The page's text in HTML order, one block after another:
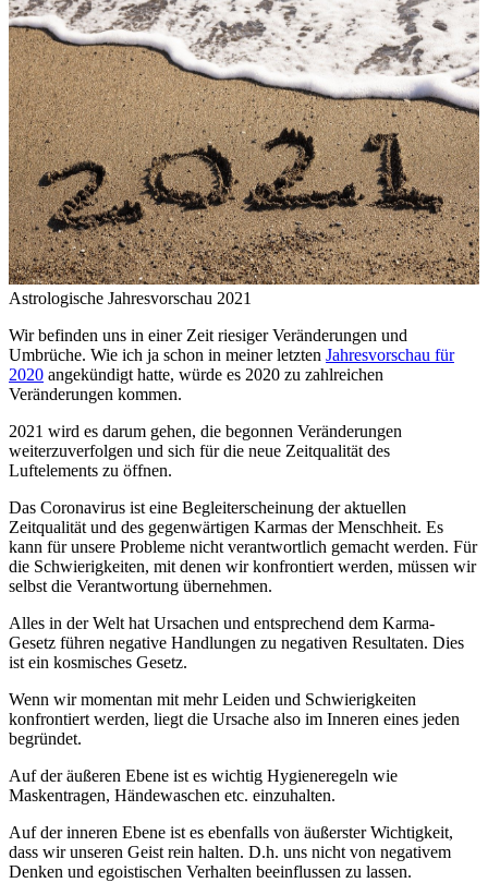
Astrologische Jahresvorschau 2021
Wir befinden uns in einer Zeit riesiger Veränderungen und
Umbrüche. Wie ich ja schon in meiner letzten Jahresvorschau für
2020 angekündigt hatte, würde es 2020 zu zahlreichen
Veränderungen kommen.
2021 wird es darum gehen, die begonnen Veränderungen
weiterzuverfolgen und sich für die neue Zeitqualität des
Luftelements zu öffnen.
Das Coronavirus ist eine Begleiterscheinung der aktuellen
Zeitqualität und des gegenwärtigen Karmas der Menschheit. Es
kann für unsere Probleme nicht verantwortlich gemacht werden. Für
die Schwierigkeiten, mit denen wir konfrontiert werden, müssen wir
selbst die Verantwortung übernehmen.
Alles in der Welt hat Ursachen und entsprechend dem Karma-
Gesetz führen negative Handlungen zu negativen Resultaten. Dies
ist ein kosmisches Gesetz.
Wenn wir momentan mit mehr Leiden und Schwierigkeiten
konfrontiert werden, liegt die Ursache also im Inneren eines jeden
begründet.
Auf der äußeren Ebene ist es wichtig Hygieneregeln wie
Maskentragen, Händewaschen etc. einzuhalten.
Auf der inneren Ebene ist es ebenfalls von äußerster Wichtigkeit,
dass wir unseren Geist rein halten. D.h. uns nicht von negativem
Denken und egoistischen Verhalten beeinflussen zu lassen.